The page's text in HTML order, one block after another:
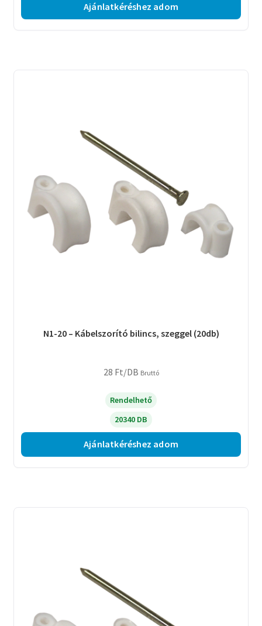
Ajánlatkéréshez adom
N1-20 – Kábelszorító bilincs, szeggel (20db)
28 Ft/DB Bruttó
Rendelhető
20340 DB
Ajánlatkéréshez adom